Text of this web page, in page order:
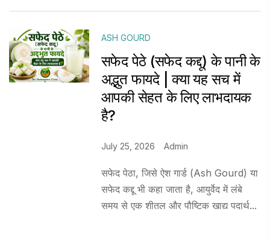
ASH GOURD
सफेद पेठे (सफेद कद्दू) के पानी के
अद्भुत फायदे | क्या यह सच में
आपकी सेहत के लिए लाभदायक
है?
July 25, 2026 Admin
सफेद पेठा, जिसे ऐश गार्ड (Ash Gourd) या
सफेद कद्दू भी कहा जाता है, आयुर्वेद में लंबे
समय से एक शीतल और पौष्टिक खाद्य पदार्थ...